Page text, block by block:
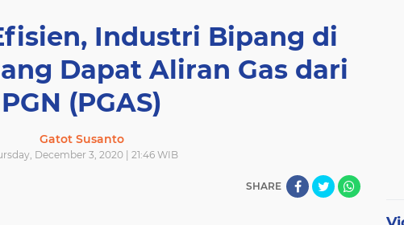
Industri Bipang di
Dapat Aliran Gas dari
PGN (PGAS)
Gatot Susanto
December 3, 2020 | 21:46 WIB
SHARE